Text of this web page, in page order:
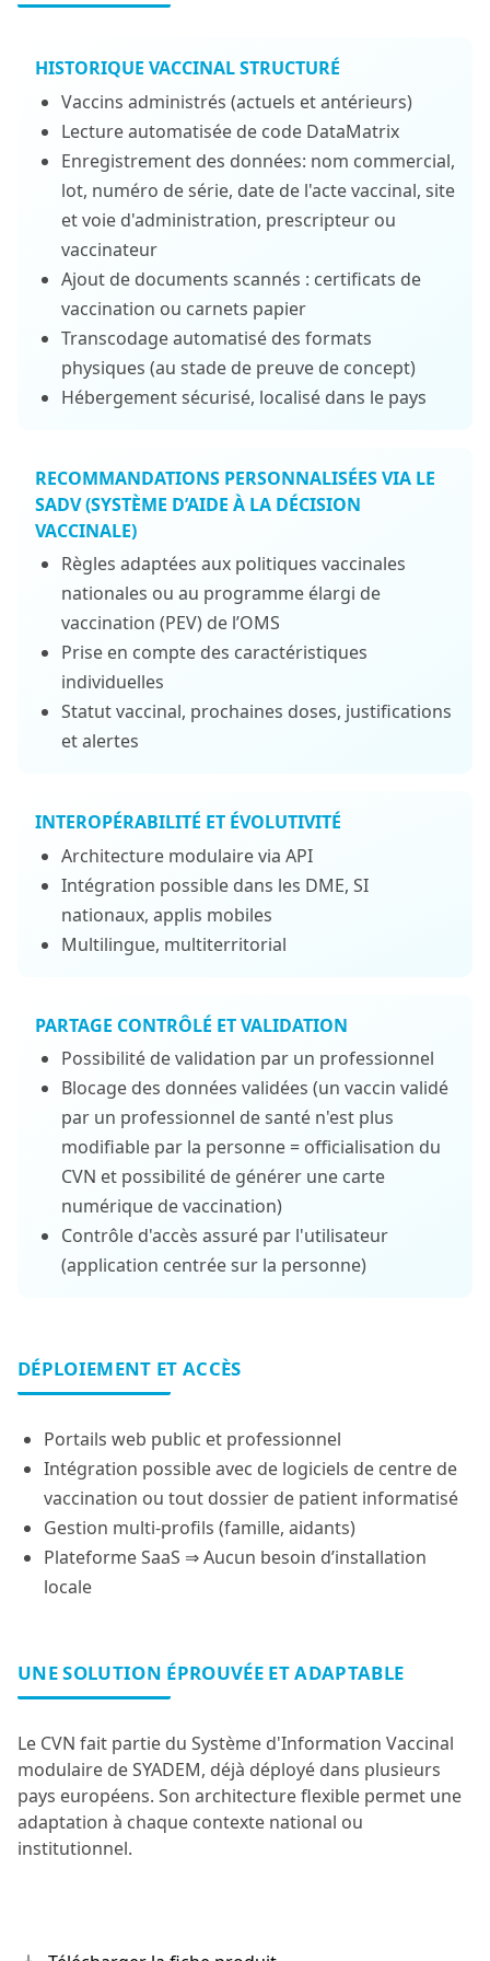
HISTORIQUE VACCINAL STRUCTURÉ
Vaccins administrés (actuels et antérieurs)
Lecture automatisée de code DataMatrix
Enregistrement des données: nom commercial,
lot, numéro de série, date de l'acte vaccinal, site
et voie d'administration, prescripteur ou
vaccinateur
Ajout de documents scannés : certificats de
vaccination ou carnets papier
Transcodage automatisé des formats
physiques (au stade de preuve de concept)
Hébergement sécurisé, localisé dans le pays
RECOMMANDATIONS PERSONNALISÉES VIA LE
SADV (SYSTÈME D’AIDE À LA DÉCISION
VACCINALE)
Règles adaptées aux politiques vaccinales
nationales ou au programme élargi de
vaccination (PEV) de l’OMS
Prise en compte des caractéristiques
individuelles
Statut vaccinal, prochaines doses, justifications
et alertes
INTEROPÉRABILITÉ ET ÉVOLUTIVITÉ
Architecture modulaire via API
Intégration possible dans les DME, SI
nationaux, applis mobiles
Multilingue, multiterritorial
PARTAGE CONTRÔLÉ ET VALIDATION
Possibilité de validation par un professionnel
Blocage des données validées (un vaccin validé
par un professionnel de santé n'est plus
modifiable par la personne = officialisation du
CVN et possibilité de générer une carte
numérique de vaccination)
Contrôle d'accès assuré par l'utilisateur
(application centrée sur la personne)
DÉPLOIEMENT ET ACCÈS
Portails web public et professionnel
Intégration possible avec de logiciels de centre de
vaccination ou tout dossier de patient informatisé
Gestion multi-profils (famille, aidants)
Plateforme SaaS ⇒ Aucun besoin d’installation
locale
UNE SOLUTION ÉPROUVÉE ET ADAPTABLE
Le CVN fait partie du Système d'Information Vaccinal
modulaire de SYADEM, déjà déployé dans plusieurs
pays européens. Son architecture flexible permet une
adaptation à chaque contexte national ou
institutionnel.